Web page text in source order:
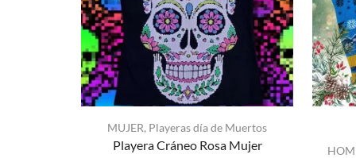
MUJER, Playeras día de Muertos
Playera Cráneo Rosa Mujer